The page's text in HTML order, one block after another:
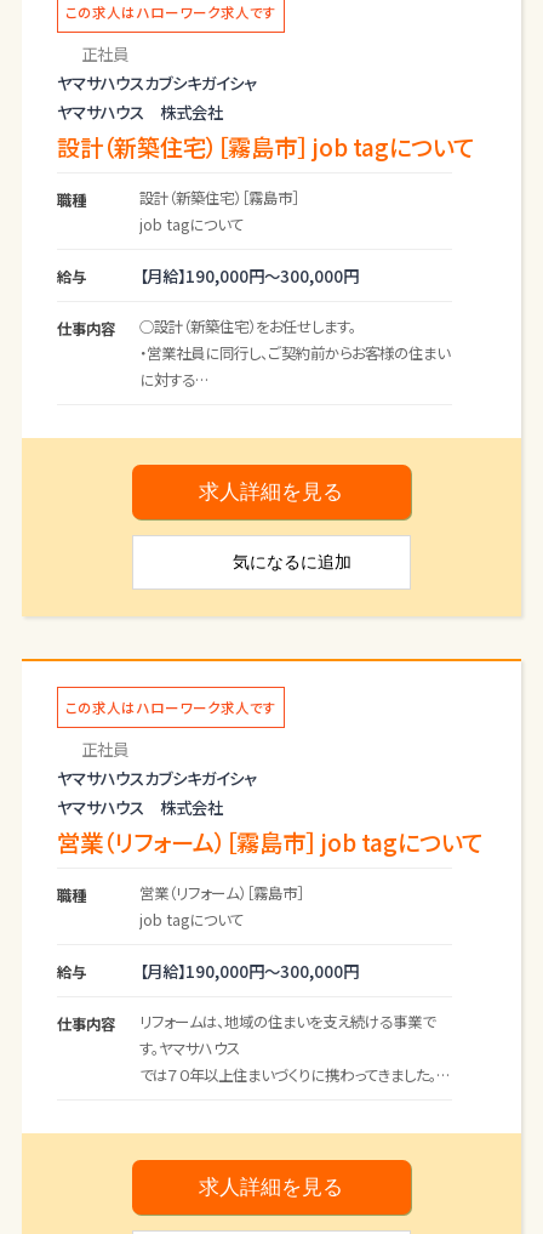
この求人はハローワーク求人です
正社員
ヤマサハウスカブシキガイシャ
ヤマサハウス 株式会社
設計（新築住宅）［霧島市］ job tagについて
職種
設計（新築住宅）［霧島市］
job tagについて
給与 【月給】190,000円～300,000円
仕事内容
○設計（新築住宅）をお任せします。
・営業社員に同行し、ご契約前からお客様の住まい
に対する
す。
・ご契約後にはさらにお客様との刷り合わせを進
め、実際に建築
・お客様の住まいづくりに対する考え方や要望、諸
などを正確にに汲み取ったうえで、提案を行った
り実際の
あります。
せください）
求人詳細を見る
気になるに追加
この求人はハローワーク求人です
正社員
ヤマサハウスカブシキガイシャ
ヤマサハウス 株式会社
営業（リフォーム）［霧島市］ job tagについて
職種
営業（リフォーム）［霧島市］
job tagについて
給与 【月給】190,000円～300,000円
仕事内容
リフォームは、地域の住まいを支え続ける事業で
す。ヤマサハウス
では７０年以上住まいづくりに携わってきました。新
て終わりではなく、定期点検やメンテナンス、リフォ
ームも
自社で一貫して行うことで、ヤマサハウスを選んで
求人詳細を見る